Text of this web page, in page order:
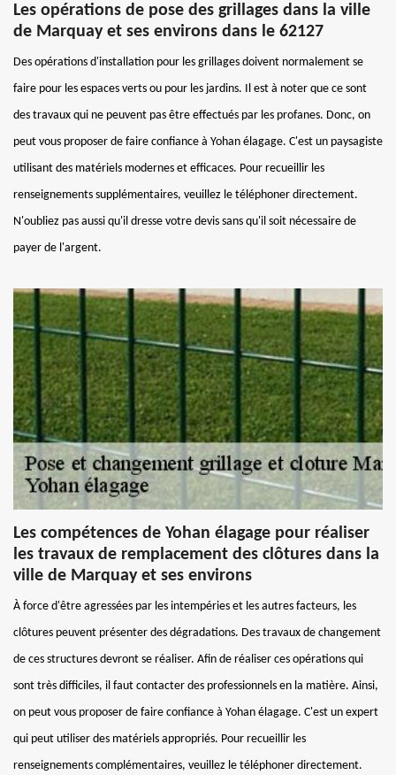
Les opérations de pose des grillages dans la ville
de Marquay et ses environs dans le 62127
Des opérations d'installation pour les grillages doivent normalement se
faire pour les espaces verts ou pour les jardins. Il est à noter que ce sont
des travaux qui ne peuvent pas être effectués par les profanes. Donc, on
peut vous proposer de faire confiance à Yohan élagage. C'est un paysagiste
utilisant des matériels modernes et efficaces. Pour recueillir les
renseignements supplémentaires, veuillez le téléphoner directement.
N'oubliez pas aussi qu'il dresse votre devis sans qu'il soit nécessaire de
payer de l'argent.
Les compétences de Yohan élagage pour réaliser
les travaux de remplacement des clôtures dans la
ville de Marquay et ses environs
À force d'être agressées par les intempéries et les autres facteurs, les
clôtures peuvent présenter des dégradations. Des travaux de changement
de ces structures devront se réaliser. Afin de réaliser ces opérations qui
sont très difficiles, il faut contacter des professionnels en la matière. Ainsi,
on peut vous proposer de faire confiance à Yohan élagage. C'est un expert
qui peut utiliser des matériels appropriés. Pour recueillir les
renseignements complémentaires, veuillez le téléphoner directement.